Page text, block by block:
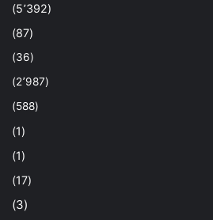
(5٬392)
(87)
(36)
(2٬987)
(588)
(1)
(1)
(17)
(3)